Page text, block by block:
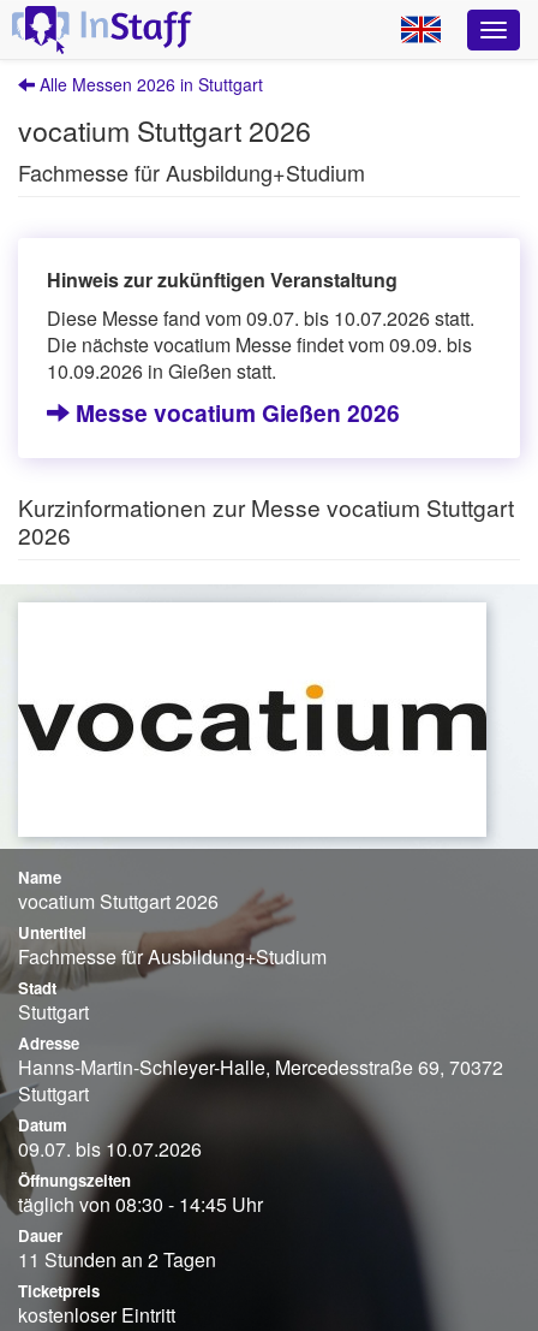
Alle Messen 2026 in Stuttgart
vocatium Stuttgart 2026
Fachmesse für Ausbildung+Studium
Hinweis zur zukünftigen Veranstaltung
Diese Messe fand vom 09.07. bis 10.07.2026 statt.
Die nächste vocatium Messe findet vom 09.09. bis
10.09.2026 in Gießen statt.
Messe vocatium Gießen 2026
Kurzinformationen zur Messe vocatium Stuttgart
2026
Name
vocatium Stuttgart 2026
Untertitel
Fachmesse für Ausbildung+Studium
Stadt
Stuttgart
Adresse
Hanns-Martin-Schleyer-Halle, Mercedesstraße 69, 70372
Stuttgart
Datum
09.07. bis 10.07.2026
Öffnungszeiten
täglich von 08:30 - 14:45 Uhr
Dauer
11 Stunden an 2 Tagen
Ticketpreis
kostenloser Eintritt